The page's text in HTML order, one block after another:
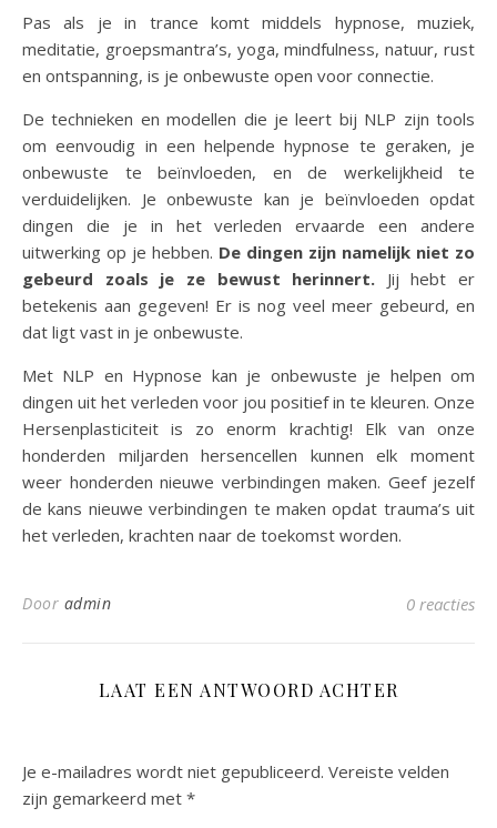
Pas als je in trance komt middels hypnose, muziek,
meditatie, groepsmantra’s, yoga, mindfulness, natuur, rust
en ontspanning, is je onbewuste open voor connectie.
De technieken en modellen die je leert bij NLP zijn tools
om eenvoudig in een helpende hypnose te geraken, je
onbewuste te beïnvloeden, en de werkelijkheid te
verduidelijken. Je onbewuste kan je beïnvloeden opdat
dingen die je in het verleden ervaarde een andere
uitwerking op je hebben. De dingen zijn namelijk niet zo
gebeurd zoals je ze bewust herinnert. Jij hebt er
betekenis aan gegeven! Er is nog veel meer gebeurd, en
dat ligt vast in je onbewuste.
Met NLP en Hypnose kan je onbewuste je helpen om
dingen uit het verleden voor jou positief in te kleuren. Onze
Hersenplasticiteit is zo enorm krachtig! Elk van onze
honderden miljarden hersencellen kunnen elk moment
weer honderden nieuwe verbindingen maken. Geef jezelf
de kans nieuwe verbindingen te maken opdat trauma’s uit
het verleden, krachten naar de toekomst worden.
Door admin 0 reacties
LAAT EEN ANTWOORD ACHTER
Je e-mailadres wordt niet gepubliceerd. Vereiste velden
zijn gemarkeerd met *